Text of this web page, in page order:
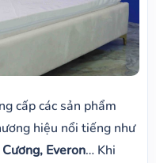
cấp các sản phẩm
hiệu nổi tiếng như
Everon… Khi